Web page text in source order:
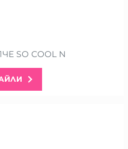
SO COOL N